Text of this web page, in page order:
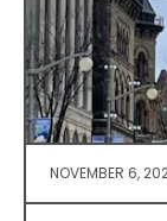
NOVEMBER 6,